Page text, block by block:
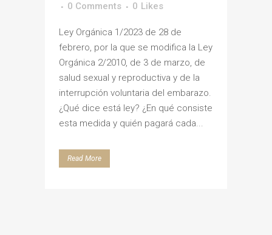
0 Comments
0 Likes
Ley Orgánica 1/2023 de 28 de
febrero, por la que se modifica la Ley
Orgánica 2/2010, de 3 de marzo, de
salud sexual y reproductiva y de la
interrupción voluntaria del embarazo.
¿Qué dice está ley? ¿En qué consiste
esta medida y quién pagará cada...
Read More